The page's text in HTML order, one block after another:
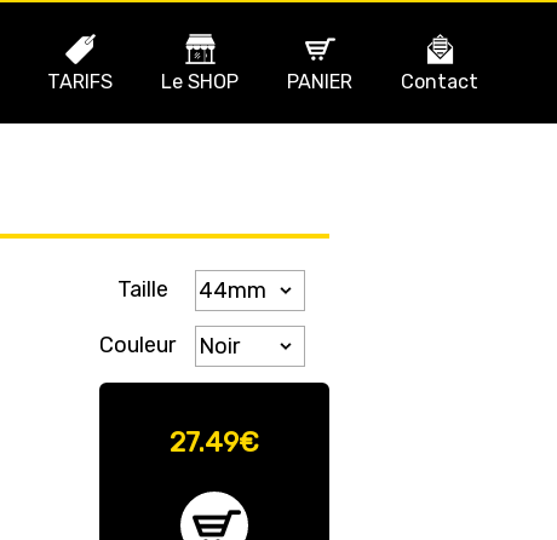
TARIFS Le SHOP PANIER Contact
Taille
Couleur
27.49€